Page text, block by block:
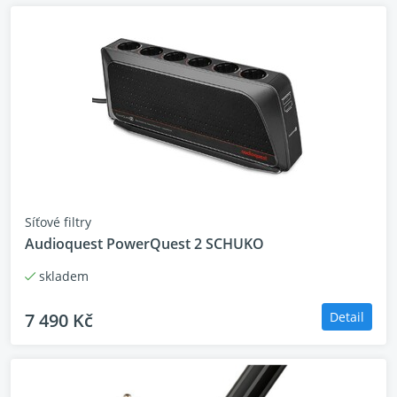
kabely využívající standardní OFHC měď s
mnoha vlákny. Vysoce čistá měď
Perfect-Surface Copper (PSC)má méně nečistot a
méně vnitřních spojů (zrn) než standardní měď
OFHC. Rovnoměrnější, hladší a čistší povrch PSC dále
eliminuje tvrdost a zlepšuje čistotu. Všechny vodiče
AudioQuest v kabelu jsou navíc směrové pro
Pěnová izolace se vstříknutým dusíkem:
metoda izolace je používána výhradně ve většině
Audioquestu
kapsy. Využita je "tvrdá" pěna, protože tuhý materiál
Síťové filtry
Audioquest PowerQuest 2 SCHUKO
skladem
7 490 Kč Detail